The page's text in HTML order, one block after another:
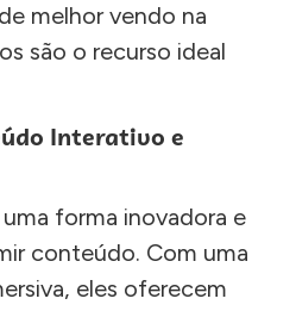
melhor vendo na
são o recurso ideal
Interativo e
forma inovadora e
conteúdo. Com uma
eles oferecem